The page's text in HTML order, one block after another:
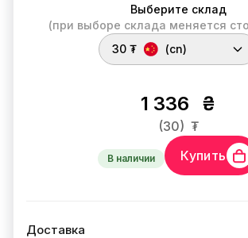
Выберите склад
(при выборе склада меняется
30 ₮
(cn)
1 336 ₴
(30) ₮
В наличии Купить
Доставка